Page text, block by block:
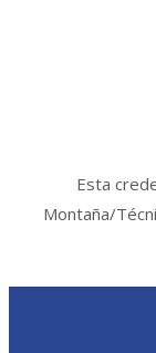
Esta
Montaña/